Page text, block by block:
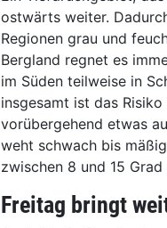
ostwärts weiter.
Regionen grau und
Bergland regnet es
im Süden teilweise in
insgesamt ist das
vorübergehend etwas
weht schwach bis
zwischen 8 und 15
Freitag bringt